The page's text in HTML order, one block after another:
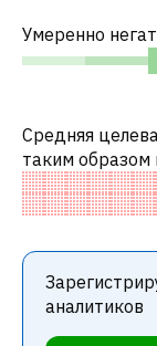
Умеренно
Средняя
таким образом
25.2%. Обычно
«ПРОДАВАТЬ»
аналитиков